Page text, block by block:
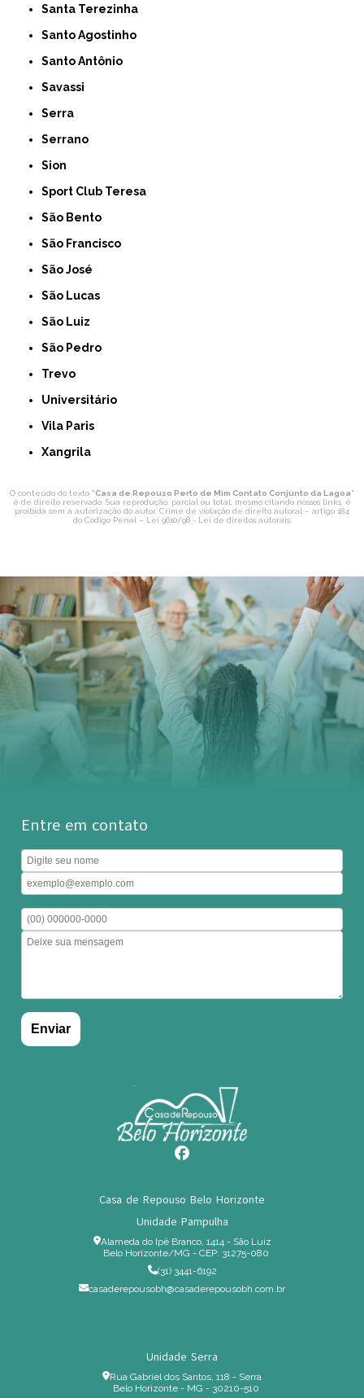
Santa Terezinha
Santo Agostinho
Santo Antônio
Savassi
Serra
Serrano
Sion
Sport Club Teresa
São Bento
São Francisco
São José
São Lucas
São Luiz
São Pedro
Trevo
Universitário
Vila Paris
Xangrila
O conteúdo do texto "Casa de Repouso Perto de Mim Contato Conjunto da Lagoa"
é de direito reservado. Sua reprodução, parcial ou total, mesmo citando nossos links, é
proibida sem a autorização do autor. Crime de violação de direito autoral – artigo 184
do Código Penal – Lei 9610/98 - Lei de direitos autorais.
Entre em contato
Casa de Repouso Belo Horizonte
Unidade Pampulha
Alameda do Ipê Branco, 1414 - São Luiz
Belo Horizonte/MG - CEP: 31275-080
(31) 3441-6192
casaderepousobh@casaderepousobh.com.br
Unidade Serra
Rua Gabriel dos Santos, 118 - Serra
Belo Horizonte - MG - 30210-510